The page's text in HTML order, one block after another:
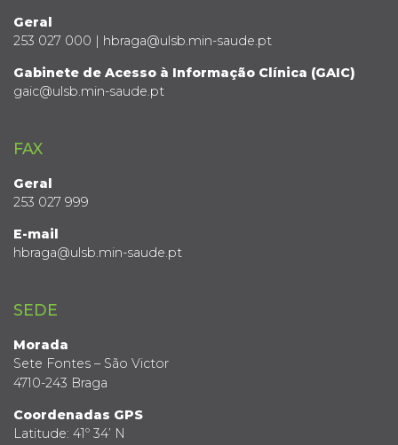
Geral
253 027 000 | hbraga@ulsb.min-saude.pt
Gabinete de Acesso à Informação Clínica (GAIC)
gaic@ulsb.min-saude.pt
FAX
Geral
253 027 999
E-mail
hbraga@ulsb.min-saude.pt
SEDE
Morada
Sete Fontes – São Victor
4710-243 Braga
Coordenadas GPS
Latitude: 41º 34’ N